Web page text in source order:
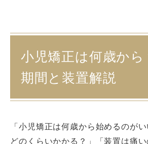
小児矯正は何歳から
期間と装置解説
「小児矯正は何歳から始めるのが
どのくらいかかる？」「装置は痛